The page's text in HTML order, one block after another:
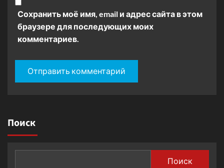
Сохранить моё имя, email и адрес сайта в этом
браузере для последующих моих
комментариев.
Поиск
Поиск